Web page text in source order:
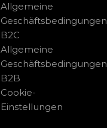
Allgemeine
Geschäftsbedingungen
B2C
Allgemeine
Geschäftsbedingungen
B2B
Cookie-
Einstellungen